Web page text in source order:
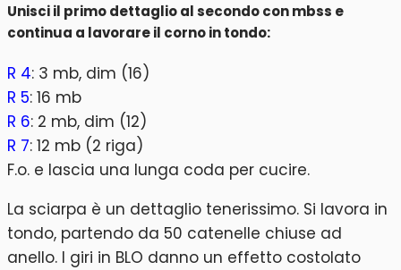
Unisci il primo dettaglio al secondo con mbss e
continua a lavorare il corno in tondo:
R 4: 3 mb, dim (16)
R 5: 16 mb
R 6: 2 mb, dim (12)
R 7: 12 mb (2 riga)
F.o. e lascia una lunga coda per cucire.
La sciarpa è un dettaglio tenerissimo. Si lavora in
tondo, partendo da 50 catenelle chiuse ad
anello. I giri in BLO danno un effetto costolato